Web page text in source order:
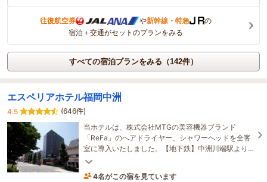
往復航空券 や新幹線・特急
の
宿泊＋交通がセットのプランをみる
すべての宿泊プランをみる（142件）
エスペリアホテル福岡中洲
4.5
(646件)
当ホテルは、株式会社MTGの美容機器ブランド
「ReFa」のへアドライヤー、シャワーヘッドを全客
室に導入いたしました。【地下鉄】中洲川端駅より
徒歩約３分 観光・ビジネスに便利なホテル
4名がこの宿を見ています